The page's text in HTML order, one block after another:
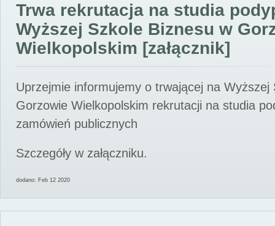
Trwa rekrutacja na studia
Wyższej Szkole Biznesu w
Wielkopolskim [załącznik]
Uprzejmie informujemy o trwającej na Wyższej
Gorzowie Wielkopolskim rekrutacji na studia
zamówień publicznych
Szczegóły w załączniku.
dodano: Feb 12 2020